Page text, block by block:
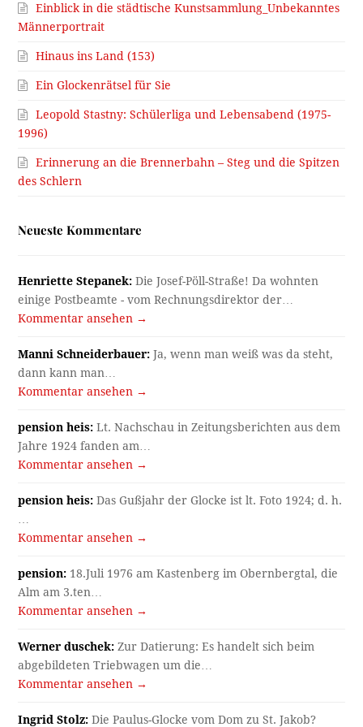
Einblick in die städtische Kunstsammlung_Unbekanntes
Männerportrait
Hinaus ins Land (153)
Ein Glockenrätsel für Sie
Leopold Stastny: Schülerliga und Lebensabend (1975-
1996)
Erinnerung an die Brennerbahn – Steg und die Spitzen
des Schlern
Neueste Kommentare
Henriette Stepanek: Die Josef-Pöll-Straße! Da wohnten
einige Postbeamte - vom Rechnungsdirektor der…
Kommentar ansehen →
Manni Schneiderbauer: Ja, wenn man weiß was da steht,
dann kann man…
Kommentar ansehen →
pension heis: Lt. Nachschau in Zeitungsberichten aus dem
Jahre 1924 fanden am…
Kommentar ansehen →
pension heis: Das Gußjahr der Glocke ist lt. Foto 1924; d. h.
Kommentar ansehen →
pension: 18.Juli 1976 am Kastenberg im Obernbergtal, die
Alm am 3.ten…
Kommentar ansehen →
Werner duschek: Zur Datierung: Es handelt sich beim
abgebildeten Triebwagen um die…
Kommentar ansehen →
Ingrid Stolz: Die Paulus-Glocke vom Dom zu St. Jakob?